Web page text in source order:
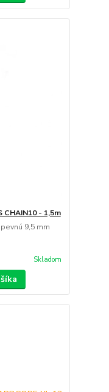
CHAIN10 - 1,5m
9,5 mm
Skladom